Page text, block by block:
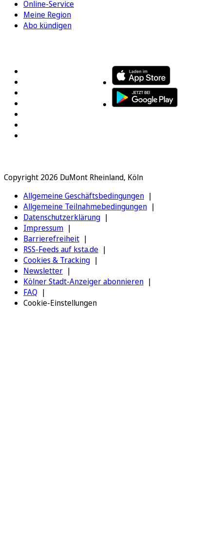
Online-Service
Meine Region
Abo kündigen
Copyright 2026 DuMont Rheinland, Köln
Allgemeine Geschäftsbedingungen
Allgemeine Teilnahmebedingungen
Datenschutzerklärung
Impressum
Barrierefreiheit
RSS-Feeds auf ksta.de
Cookies & Tracking
Newsletter
Kölner Stadt-Anzeiger abonnieren
FAQ
Cookie-Einstellungen